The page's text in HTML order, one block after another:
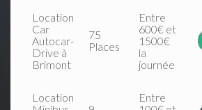
Location
Car
Autocar-
Drive à
Brimont
75
Places
Entre
600€ et
1500€
la
journée
Location
Entre